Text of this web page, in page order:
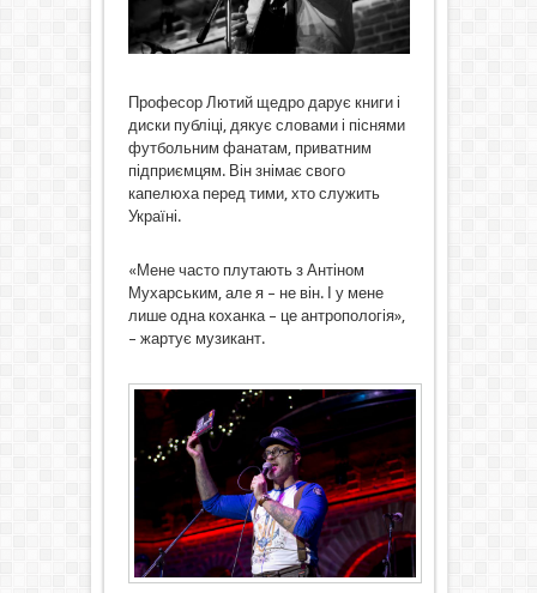
Професор Лютий щедро дарує книги і
диски публіці, дякує словами і піснями
футбольним фанатам, приватним
підприємцям. Він знімає свого
капелюха перед тими, хто служить
Україні.
«Мене часто плутають з Антіном
Мухарським, але я – не він. І у мене
лише одна коханка – це антропологія»,
– жартує музикант.